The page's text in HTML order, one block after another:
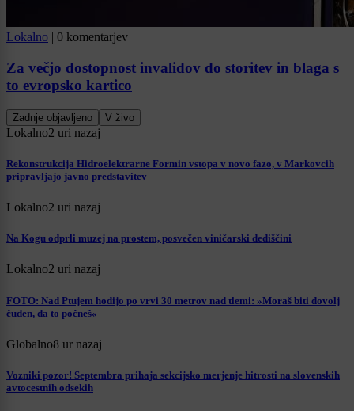
Lokalno | 0 komentarjev
Za večjo dostopnost invalidov do storitev in blaga s
to evropsko kartico
Zadnje objavljeno V živo
Lokalno2 uri nazaj
Rekonstrukcija Hidroelektrarne Formin vstopa v novo fazo, v Markovcih
pripravljajo javno predstavitev
Lokalno2 uri nazaj
Na Kogu odprli muzej na prostem, posvečen viničarski dediščini
Lokalno2 uri nazaj
FOTO: Nad Ptujem hodijo po vrvi 30 metrov nad tlemi: »Moraš biti dovolj
čuden, da to počneš«
Globalno8 ur nazaj
Vozniki pozor! Septembra prihaja sekcijsko merjenje hitrosti na slovenskih
avtocestnih odsekih